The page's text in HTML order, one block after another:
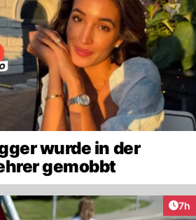
wurde in der
gemobbt
7h